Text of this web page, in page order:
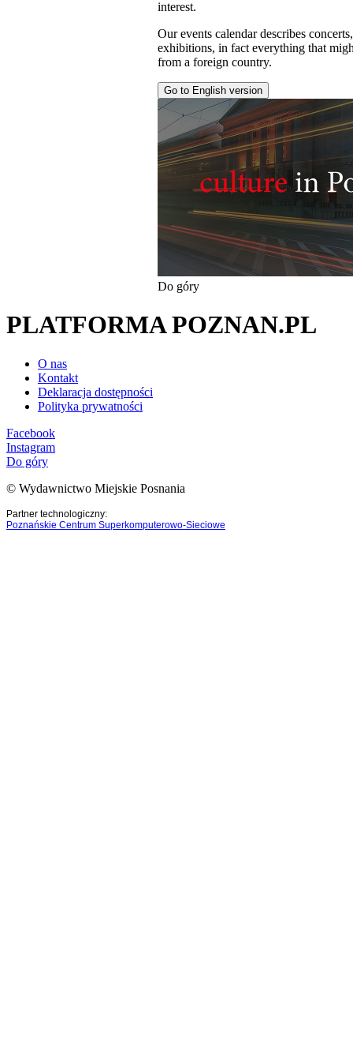
interest.
Our events calendar describes
exhibitions, in fact everything that
from a foreign country.
Go to English version
Do góry
PLATFORMA POZNAN.PL
O nas
Kontakt
Deklaracja dostępności
Polityka prywatności
Facebook
Instagram
Do góry
© Wydawnictwo Miejskie Posnania
Partner technologiczny:
Poznańskie Centrum Superkomputerowo-Sieciowe